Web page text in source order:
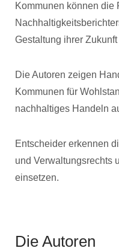
Kommunen können die
Gestaltung ihrer Zukunft
Die Autoren zeigen
Kommunen für
nachhaltiges Handeln
Entscheider erkennen
und Verwaltungsrechts
einsetzen.
Die Autoren